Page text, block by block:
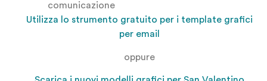
comunicazione
Utilizza lo strumento gratuito per i template grafici
per email
oppure